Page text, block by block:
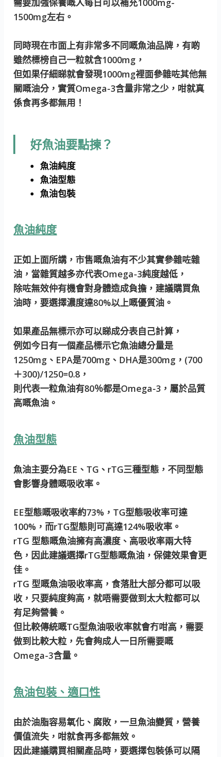
1500mg左右。
同時現在市面上有非常多不同嘅魚油品牌，有啲
雖然標榜自己一粒就含1000mg，
但如果仔細睇就會發現1000mg裡面參雜咗其他無
關嘅油分，實質Omega-3含量非常之少，咁就真
係食再多都無用！
好魚油要點揀？
魚油純度
魚油型態
魚油包裝
魚油純度
正如上面所講，市售嘅魚油有不少其實參雜咗雜
油，當雜質越多亦代表Omega-3純度越低，
除咗無效仲有機會對身體造成負擔，建議購買魚
油時，要選擇濃度達80%以上嘅優質油。
如果產品無標示亦可以睇成分表自己計算，
例如今日有一個產品標示它魚油總分量是
1250mg、EPA是700mg、DHA是300mg，(700
＋300)/1250=0.8，
則代表一粒魚油有80％都是Omega-3，屬於品質
高嘅魚油。
魚油型態
魚油主要分為EE、TG、rTG三種型態，不同型態
會影響身體嘅吸收率。
EE型態嘅吸收率約73%，TG型態吸收率可達
100%，而rTG型態則可高達124%吸收率。
rTG 型態嘅魚油擁有高濃度、高吸收率兩大特
色，因此建議選擇rTG型態嘅魚油，保健效果會更
佳。
rTG 型嘅魚油吸收率高，食落肚大部分都可以吸
收，只要純度夠高，就唔需要做到太大粒都可以
有足夠營養。
但比較傳統嘅TG型魚油吸收率就會冇咁高，需要
做到比較大粒，先會夠成人一日所需要嘅
Omega-3含量。
魚油包裝、適口性
由於油脂容易氧化、腐敗，一旦魚油變質，營養
價值流失，咁就食再多都無效。
因此建議購買相關產品時，要選擇包裝係可以隔